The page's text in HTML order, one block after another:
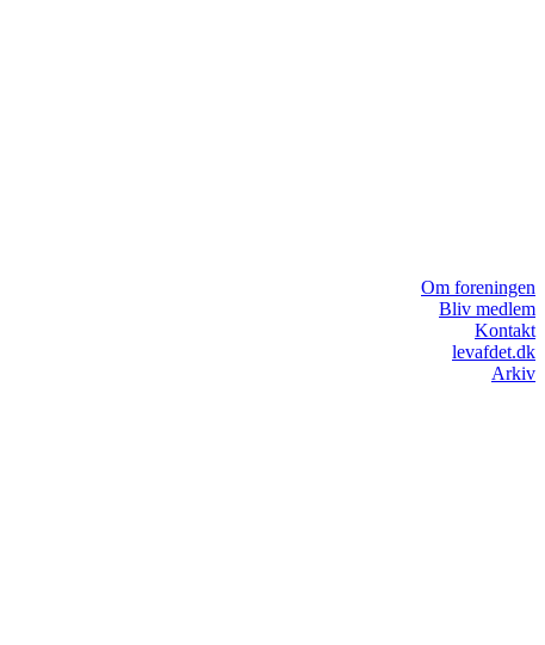
Om foreningen
Bliv medlem
Kontakt
levafdet.dk
Arkiv